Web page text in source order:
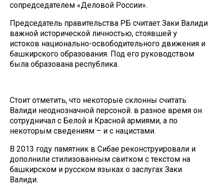
сопредседателем «Деловой России».
Председатель правительства РБ считает Заки Валиди
важной исторической личностью, стоявшей у
истоков национально-освободительного движения и
башкирского образования. Под его руководством
была образована республика.
Стоит отметить, что некоторые склонны считать
Валиди неоднозначной персоной: в разное время он
сотрудничал с Белой и Красной армиями, а по
некоторым сведениям – и с нацистами.
В 2013 году памятник в Сибае реконструировали и
дополнили стилизованным свитком с текстом на
башкирском и русском языках о заслугах Заки
Валиди.